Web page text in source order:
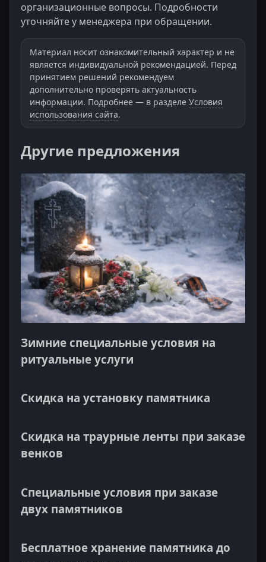
организационные вопросы. Подробности
уточняйте у менеджера при обращении.
Материал носит ознакомительный характер и не
является индивидуальной рекомендацией. Перед
принятием решений рекомендуем
дополнительно проверять актуальность
информации. Подробнее — в разделе Условия
использования сайта.
Другие предложения
Зимние специальные условия на
ритуальные услуги
Скидка на установку памятника
Скидка на траурные ленты при заказе
венков
Специальные условия при заказе
двух памятников
Бесплатное хранение памятника до